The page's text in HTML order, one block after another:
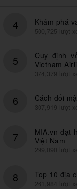
4 Khám phá
500,725 lượt
5
Quy định
Vietnam
374,379 lượt
6 Cách đổi
307,919 lượt
7
MIA.vn đạt
Việt Nam
299,090 lượt
8 Top 10 địa
261,984 lượt